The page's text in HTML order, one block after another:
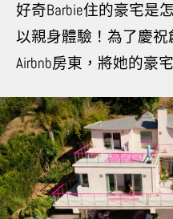
好奇Barbie住的豪宅是
以親身體驗！為了慶祝
Airbnb房東，將她的豪